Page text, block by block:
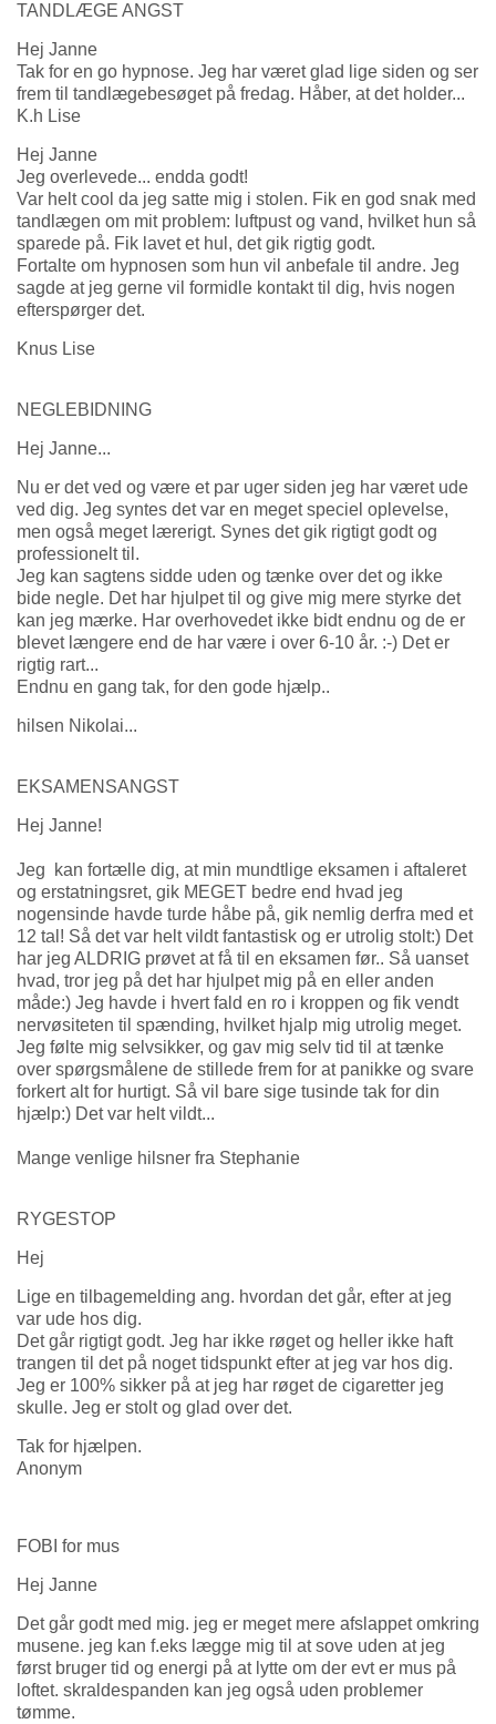
TANDLÆGE ANGST
Hej Janne
Tak for en go hypnose. Jeg har været glad lige siden og ser
frem til tandlægebesøget på fredag. Håber, at det holder...
K.h Lise
Hej Janne
Jeg overlevede... endda godt!
Var helt cool da jeg satte mig i stolen. Fik en god snak med
tandlægen om mit problem: luftpust og vand, hvilket hun så
sparede på. Fik lavet et hul, det gik rigtig godt.
Fortalte om hypnosen som hun vil anbefale til andre. Jeg
sagde at jeg gerne vil formidle kontakt til dig, hvis nogen
efterspørger det.
Knus Lise
NEGLEBIDNING
Hej Janne...
Nu er det ved og være et par uger siden jeg har været ude
ved dig. Jeg syntes det var en meget speciel oplevelse,
men også meget lærerigt. Synes det gik rigtigt godt og
professionelt til.
Jeg kan sagtens sidde uden og tænke over det og ikke
bide negle. Det har hjulpet til og give mig mere styrke det
kan jeg mærke. Har overhovedet ikke bidt endnu og de er
blevet længere end de har være i over 6-10 år. :-) Det er
rigtig rart...
Endnu en gang tak, for den gode hjælp..
hilsen Nikolai...
EKSAMENSANGST
Hej Janne!
Jeg kan fortælle dig, at min mundtlige eksamen i aftaleret
og erstatningsret, gik MEGET bedre end hvad jeg
nogensinde havde turde håbe på, gik nemlig derfra med et
12 tal! Så det var helt vildt fantastisk og er utrolig stolt:) Det
har jeg ALDRIG prøvet at få til en eksamen før.. Så uanset
hvad, tror jeg på det har hjulpet mig på en eller anden
måde:) Jeg havde i hvert fald en ro i kroppen og fik vendt
nervøsiteten til spænding, hvilket hjalp mig utrolig meget.
Jeg følte mig selvsikker, og gav mig selv tid til at tænke
over spørgsmålene de stillede frem for at panikke og svare
forkert alt for hurtigt. Så vil bare sige tusinde tak for din
hjælp:) Det var helt vildt...
Mange venlige hilsner fra Stephanie
RYGESTOP
Hej
Lige en tilbagemelding ang. hvordan det går, efter at jeg
var ude hos dig.
Det går rigtigt godt. Jeg har ikke røget og heller ikke haft
trangen til det på noget tidspunkt efter at jeg var hos dig.
Jeg er 100% sikker på at jeg har røget de cigaretter jeg
skulle. Jeg er stolt og glad over det.
Tak for hjælpen.
Anonym
FOBI for mus
Hej Janne
Det går godt med mig. jeg er meget mere afslappet omkring
musene. jeg kan f.eks lægge mig til at sove uden at jeg
først bruger tid og energi på at lytte om der evt er mus på
loftet. skraldespanden kan jeg også uden problemer
tømme.